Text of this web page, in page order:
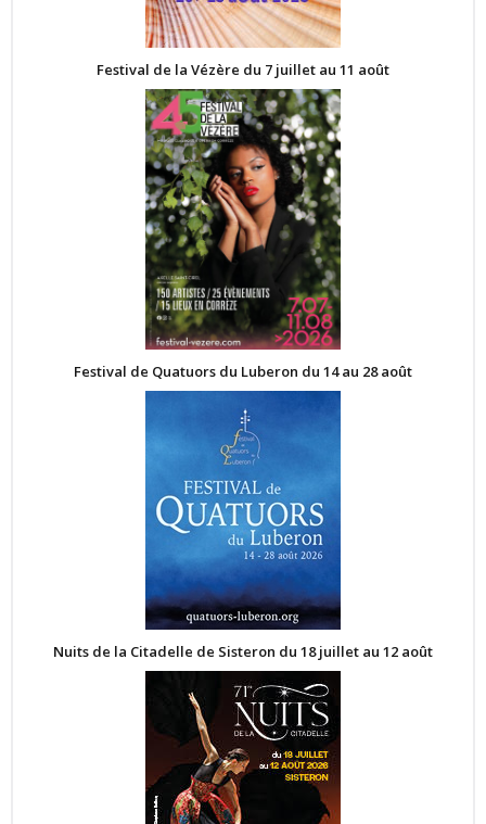
Festival de la Vézère du 7 juillet au 11 août
Festival de Quatuors du Luberon du 14 au 28 août
Nuits de la Citadelle de Sisteron du 18 juillet au 12 août